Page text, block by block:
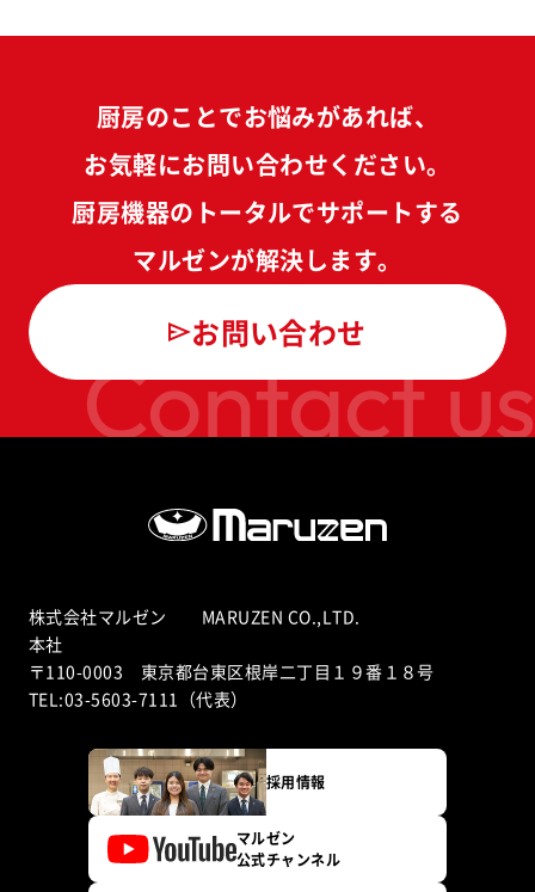
Contact us
厨房のことでお悩みがあれば、
お気軽にお問い合わせください。
厨房機器のトータルでサポートする
マルゼンが解決します。
お問い合わせ
株式会社マルゼン MARUZEN CO.,LTD.
本社
〒110-0003 東京都台東区根岸二丁目１９番１８号
TEL:03-5603-7111（代表）
採用情報
マルゼン
公式チャンネル